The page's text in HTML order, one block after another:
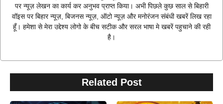
पर न्यूज़ लेखन का कार्य कर अनुभव प्राप्त किया। अभी पिछले कुछ साल से बिहारी
वॉइस पर बिहार न्यूज़, बिजनस न्यूज़, ऑटो न्यूज़ और मनोरंजन संबंधी खबरें लिख रहा
हूँ। हमेशा से मेरा उद्देश्य लोगो के बीच सटीक और सरल भाषा मे खबरें पहुचाने की रही
है।
Related Post